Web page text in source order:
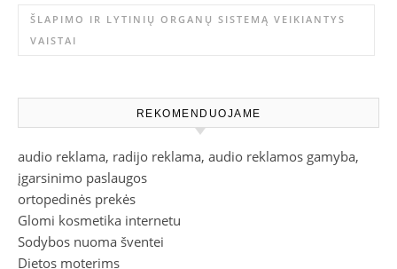
ŠLAPIMO IR LYTINIŲ ORGANŲ SISTEMĄ VEIKIANTYS
VAISTAI
REKOMENDUOJAME
audio reklama, radijo reklama, audio reklamos gamyba,
įgarsinimo paslaugos
ortopedinės prekės
Glomi kosmetika internetu
Sodybos nuoma šventei
Dietos moterims